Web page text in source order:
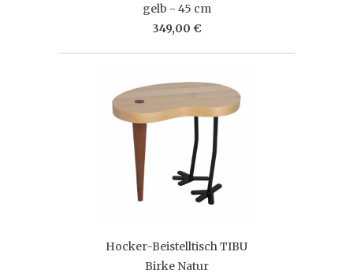
gelb - 45 cm
349,00 €
Hocker-Beistelltisch TIBU
Birke Natur